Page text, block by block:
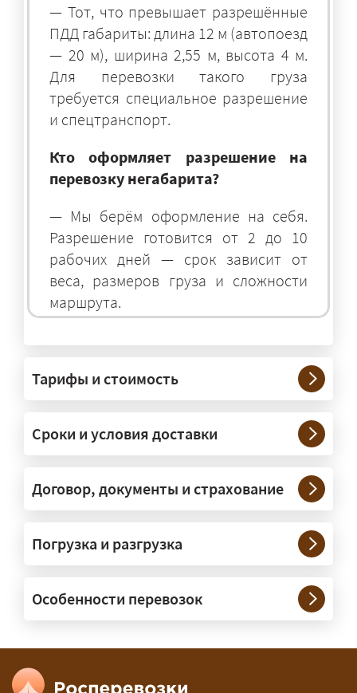
— Тот, что превышает разрешённые
ПДД габариты: длина 12 м (автопоезд
— 20 м), ширина 2,55 м, высота 4 м.
Для перевозки такого груза
требуется специальное разрешение
и спецтранспорт.
Кто оформляет разрешение на
перевозку негабарита?
— Мы берём оформление на себя.
Разрешение готовится от 2 до 10
рабочих дней — срок зависит от
веса, размеров груза и сложности
маршрута.
— На тралах и низкорамниках —
платформах, рассчитанных на
крупногабаритную технику и
конструкции. Транспорт подбираем
под конкретные размеры и вес груза.
сопровождение?
организуем. Потребность в машинах
прикрытия зависит от габаритов
груза и маршрута; это определяется
Тарифы и стоимость
Сроки и условия доставки
Договор, документы и страхование
Погрузка и разгрузка
Особенности перевозок